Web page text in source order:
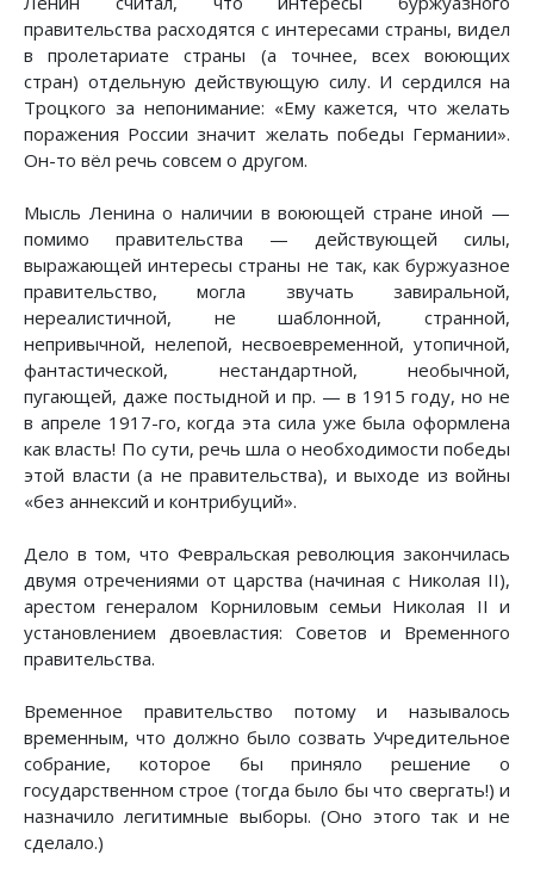
правительства расходятся с интересами страны, видел
в пролетариате страны (а точнее, всех воюющих
стран) отдельную действующую силу. И сердился на
Троцкого за непонимание: «Ему кажется, что желать
поражения России значит желать победы Германии».
Он-то вёл речь совсем о другом.
Мысль Ленина о наличии в воюющей стране иной —
помимо правительства — действующей силы,
выражающей интересы страны не так, как буржуазное
правительство, могла звучать завиральной,
нереалистичной, не шаблонной, странной,
непривычной, нелепой, несвоевременной, утопичной,
фантастической, нестандартной, необычной,
пугающей, даже постыдной и пр. — в 1915 году, но не
в апреле 1917-го, когда эта сила уже была оформлена
как власть! По сути, речь шла о необходимости победы
этой власти (а не правительства), и выходе из войны
«без аннексий и контрибуций».
Дело в том, что Февральская революция закончилась
двумя отречениями от царства (начиная с Николая II),
арестом генералом Корниловым семьи Николая II и
установлением двоевластия: Советов и Временного
правительства.
Временное правительство потому и называлось
временным, что должно было созвать Учредительное
собрание, которое бы приняло решение о
государственном строе (тогда было бы что свергать!) и
назначило легитимные выборы. (Оно этого так и не
сделало.)